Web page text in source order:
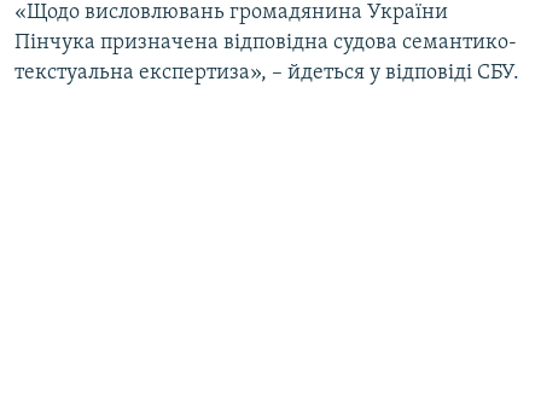
«Щодо висловлювань громадянина України
Пінчука призначена відповідна судова семантико-
текстуальна експертиза», – йдеться у відповіді СБУ.